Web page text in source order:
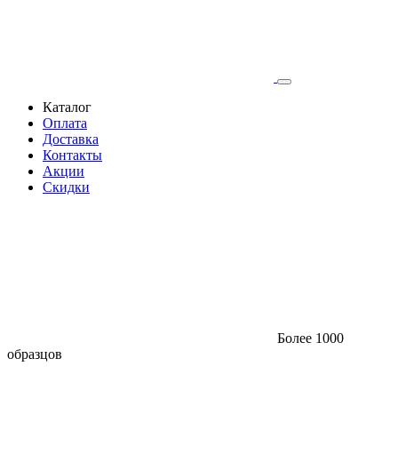
Каталог
Оплата
Доставка
Контакты
Акции
Скидки
Более 1000
образцов